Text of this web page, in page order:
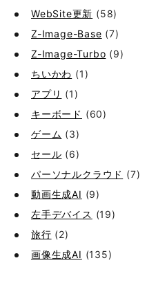
WebSite更新 (58)
Z-Image-Base (7)
Z-Image-Turbo (9)
ちいかわ (1)
アプリ (1)
キーボード (60)
ゲーム (3)
セール (6)
パーソナルクラウド (7)
動画生成AI (9)
左手デバイス (19)
旅行 (2)
画像生成AI (135)